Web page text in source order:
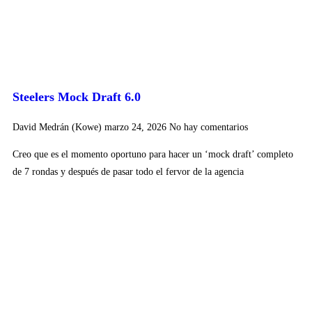
Steelers Mock Draft 6.0
David Medrán (Kowe) marzo 24, 2026 No hay comentarios
Creo que es el momento oportuno para hacer un ‘mock draft’ completo
de 7 rondas y después de pasar todo el fervor de la agencia